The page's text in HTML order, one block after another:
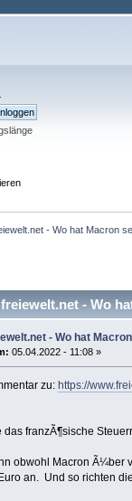
- Wo hat Macron
- Wo
- Wo hat
05.04.2022 - 11:08 »
zu: https://
das franzÃ¶sische
obwohl Macron Ã¼ber
an. Und so richten